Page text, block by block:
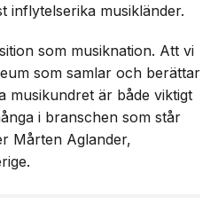
inflytelserika musikländer.
som musiknation. Att vi
som samlar och berättar
musikundret är både viktigt
i branschen som står
Mårten Aglander,